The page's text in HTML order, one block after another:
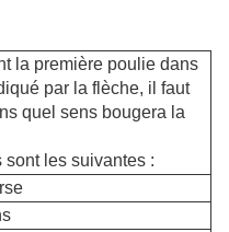
la première poulie dans
par la flèche, il faut
quel sens bougera la
sont les suivantes :